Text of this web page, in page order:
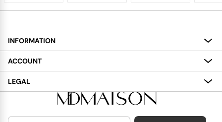
INFORMATION
About
Services
Delivery
ACCOUNT
My Account
Wish List
LEGAL
Terms and Conditions
Cookies Policy